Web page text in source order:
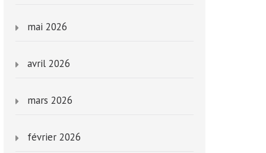
mai 2026
avril 2026
mars 2026
février 2026